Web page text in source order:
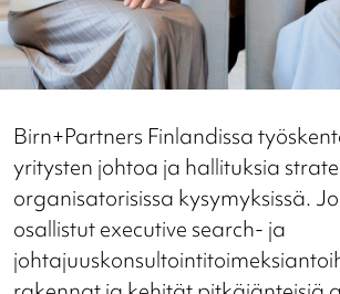
Birn+Partners Finlandissa
yritysten johtoa ja hallituksia
organisatorisissa kysymyksissä.
osallistut executive search- ja